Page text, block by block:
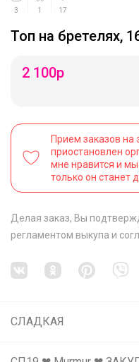
3 1 17
Топ на бретелях,
2 100р
Прием заказов на
приостановлен
мне нравится и
только он станет
Делая заказ, Вы
регламентом выкупа и
СЛАДКАЯ